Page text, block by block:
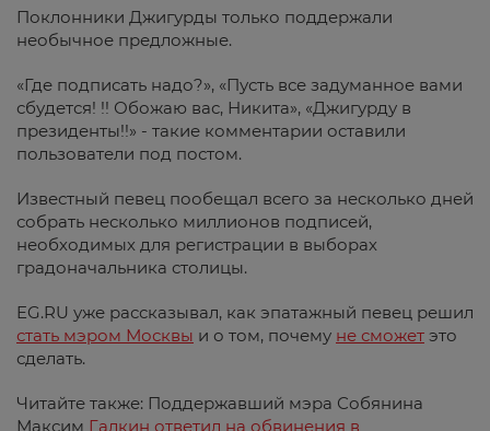
Поклонники Джигурды только поддержали
необычное предложные.
«Где подписать надо?», «Пусть все задуманное вами
сбудется! !! Обожаю вас, Никита», «Джигурду в
президенты!!» - такие комментарии оставили
пользователи под постом.
Известный певец пообещал всего за несколько дней
собрать несколько миллионов подписей,
необходимых для регистрации в выборах
градоначальника столицы.
EG.RU уже рассказывал, как эпатажный певец решил
стать мэром Москвы и о том, почему не сможет это
сделать.
Читайте также: Поддержавший мэра Собянина
Максим Галкин ответил на обвинения в